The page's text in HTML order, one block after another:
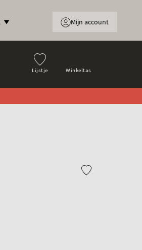
Lijstje Winkeltas
Mijn account